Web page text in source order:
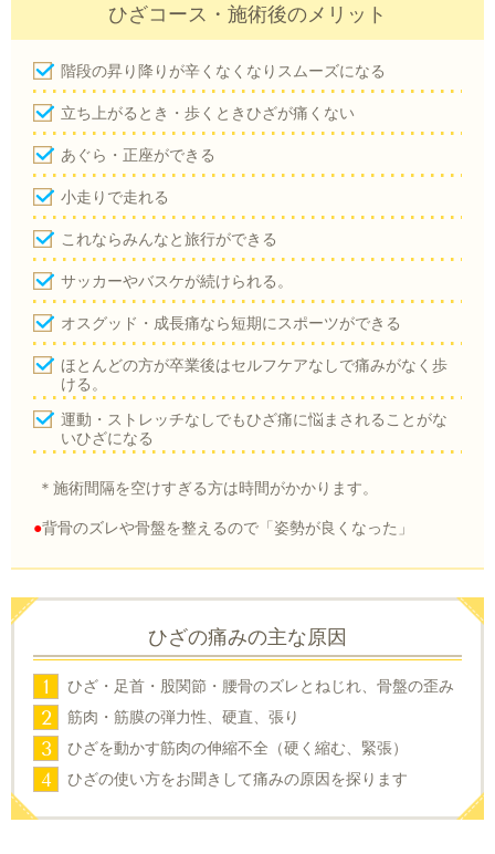
ひざコース・施術後のメリット
階段の昇り降りが辛くなくなりスムーズになる
立ち上がるとき・歩くときひざが痛くない
あぐら・正座ができる
小走りで走れる
これならみんなと旅行ができる
サッカーやバスケが続けられる。
オスグッド・成長痛なら短期にスポーツができる
ほとんどの方が卒業後はセルフケアなしで痛みがなく歩
ける。
運動・ストレッチなしでもひざ痛に悩まされることがな
いひざになる
＊施術間隔を空けすぎる方は時間がかかります。
●背骨のズレや骨盤を整えるので「姿勢が良くなった」
ひざの痛みの主な原因
1 ひざ・足首・股関節・腰骨のズレとねじれ、骨盤の歪み
2 筋肉・筋膜の弾力性、硬直、張り
3 ひざを動かす筋肉の伸縮不全（硬く縮む、緊張）
4 ひざの使い方をお聞きして痛みの原因を探ります